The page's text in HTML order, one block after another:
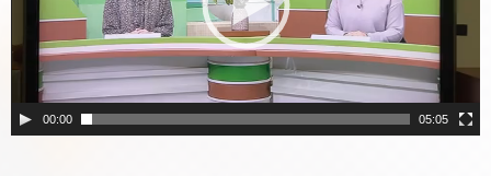
ヤ
ー
00:00 05:05